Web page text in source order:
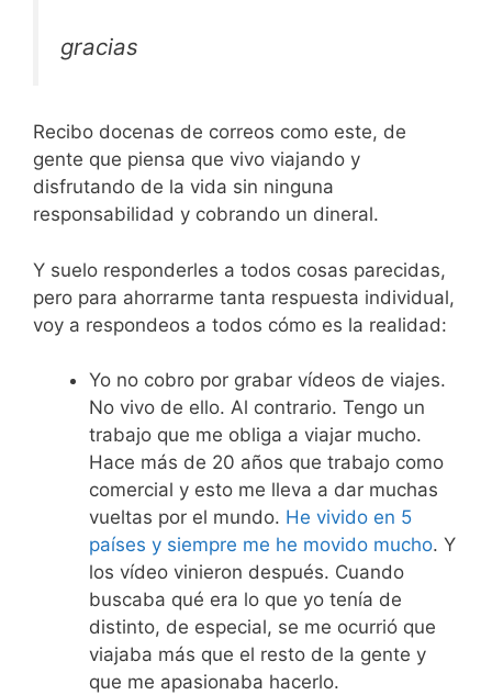
gracias
Recibo docenas de correos como este, de
gente que piensa que vivo viajando y
disfrutando de la vida sin ninguna
responsabilidad y cobrando un dineral.
Y suelo responderles a todos cosas parecidas,
pero para ahorrarme tanta respuesta individual,
voy a respondeos a todos cómo es la realidad:
Yo no cobro por grabar vídeos de viajes.
No vivo de ello. Al contrario. Tengo un
trabajo que me obliga a viajar mucho.
Hace más de 20 años que trabajo como
comercial y esto me lleva a dar muchas
vueltas por el mundo. He vivido en 5
países y siempre me he movido mucho. Y
los vídeo vinieron después. Cuando
buscaba qué era lo que yo tenía de
distinto, de especial, se me ocurrió que
viajaba más que el resto de la gente y
que me apasionaba hacerlo.